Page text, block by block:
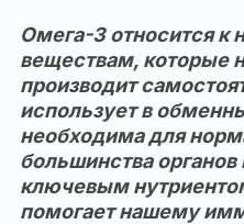
Омега-3 относится
веществам, которые
производит
использует в
необходима для
большинства органов
ключевым
помогает нашему